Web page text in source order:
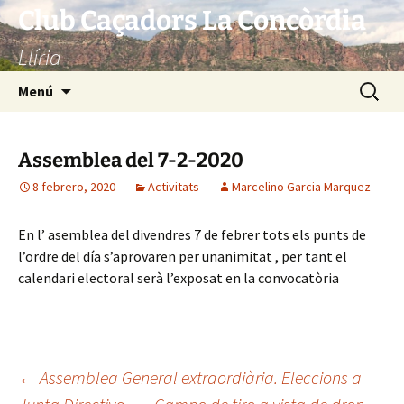
Saltar
al
contenido
Club Caçadors La Concòrdia
Llíria
Menú Buscar:
Assemblea del 7-2-2020
8 febrero, 2020 Activitats Marcelino Garcia Marquez
En l’ asemblea del divendres 7 de febrer tots els punts de
l’ordre del día s’aprovaren per unanimitat , per tant el
calendari electoral serà l’exposat en la convocatòria
Navegación
← Assemblea General extraordiària. Eleccions a